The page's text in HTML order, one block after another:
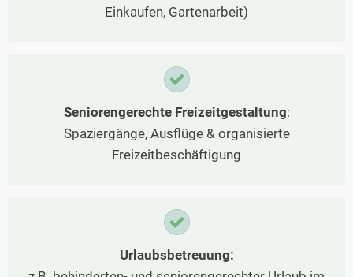
Einkaufen, Gartenarbeit)
Seniorengerechte Freizeitgestaltung:
Spaziergänge, Ausflüge & organisierte
Freizeitbeschäftigung
Urlaubsbetreuung: